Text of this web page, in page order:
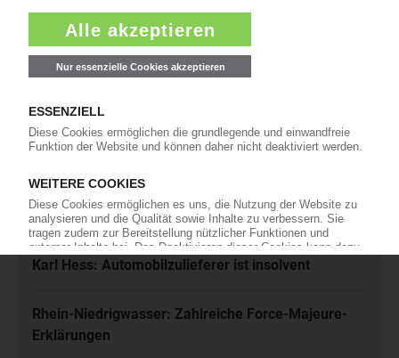
Kunststoffbranche – jeden Tag brandaktuell!
und akzeptiere diese.
Meistgelesen
Karl Hess: Automobilzulieferer ist insolvent
Rhein-Niedrigwasser: Zahlreiche Force-Majeure-
Erklärungen